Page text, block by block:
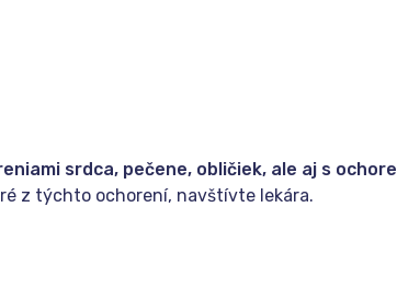
srdca, pečene, obličiek, ale aj s
z týchto ochorení, navštívte lekára.